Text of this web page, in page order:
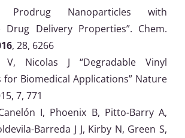
Prodrug Nanoparticles with
Drug Delivery Properties”. Chem.
, 28, 6266
V, Nicolas J “Degradable Vinyl
for Biomedical Applications” Nature
7, 771
I, Phoenix B, Pitto-Barry A,
Barreda J J, Kirby N, Green S,